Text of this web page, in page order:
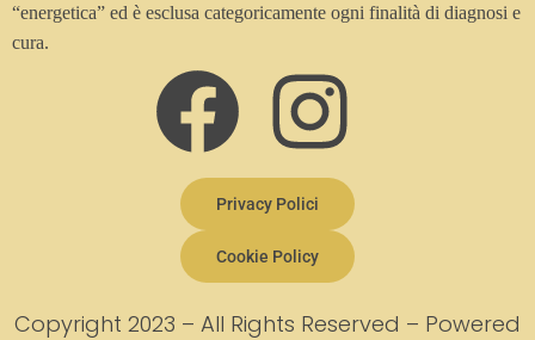
“energetica” ed è esclusa categoricamente ogni finalità di diagnosi e
cura.
Privacy Polici
Cookie Policy
Copyright 2023 – All Rights Reserved – Powered